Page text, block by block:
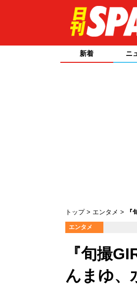
新着 ニ
トップ エンタメ
エンタメ
『旬撮
んまゆ、